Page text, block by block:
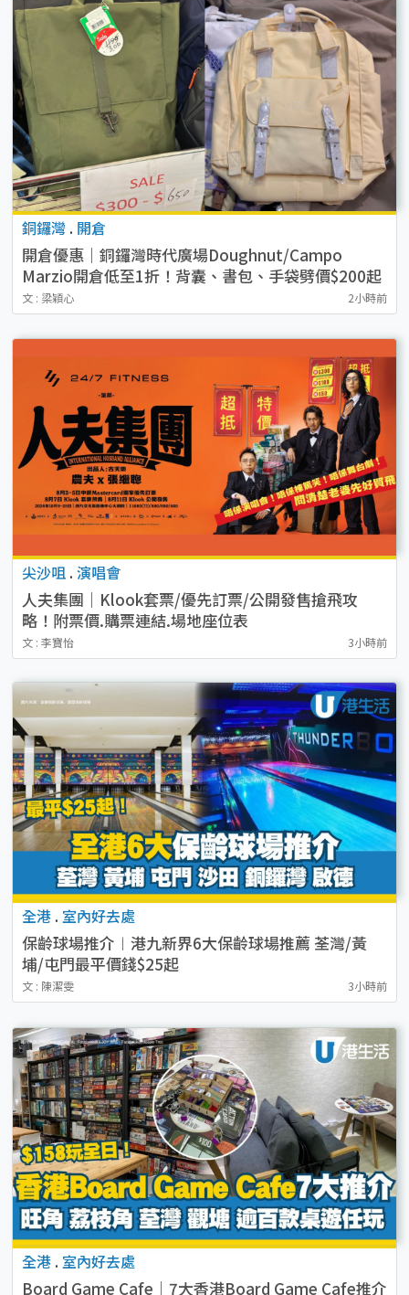
銅鑼灣 . 開倉
開倉優惠｜銅鑼灣時代廣場Doughnut/Campo
Marzio開倉低至1折！背囊、書包、手袋劈價$200起
文 : 梁穎心 2小時前
尖沙咀 . 演唱會
人夫集團｜Klook套票/優先訂票/公開發售搶飛攻
略！附票價.購票連結.場地座位表
文 : 李寶怡 3小時前
全港 . 室內好去處
保齡球場推介︱港九新界6大保齡球場推薦 荃灣/黃
埔/屯門最平價錢$25起
文 : 陳潔雯 3小時前
全港 . 室內好去處
Board Game Cafe｜7大香港Board Game Cafe推介